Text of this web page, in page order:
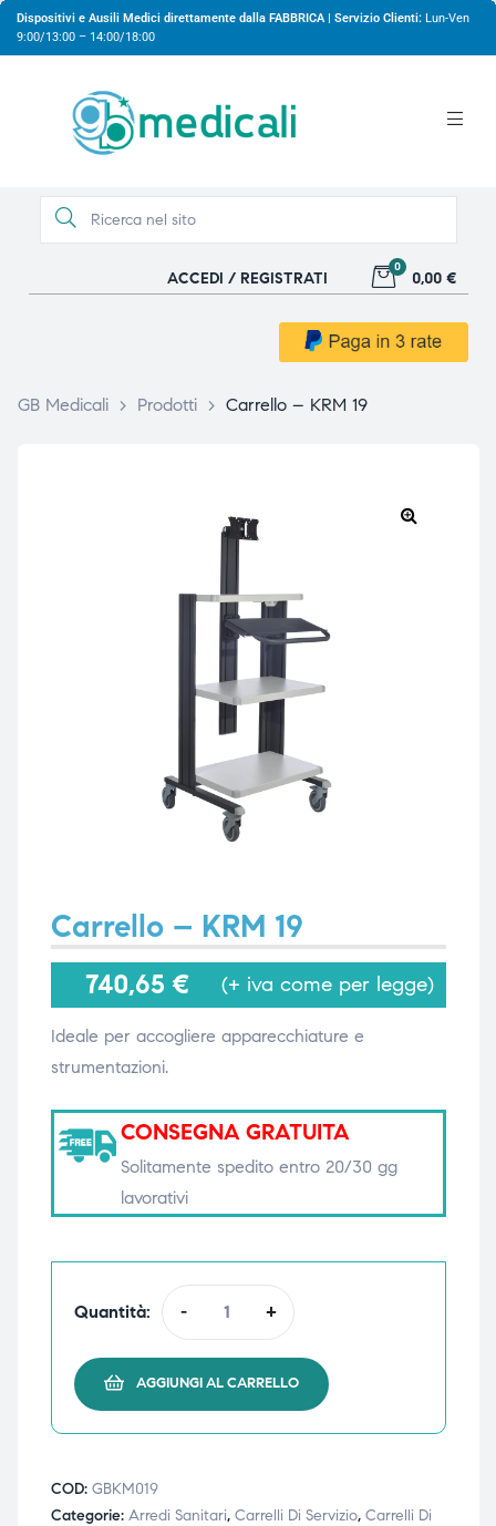
Dispositivi e Ausili Medici direttamente dalla FABBRICA | Servizio Clienti: Lun-Ven
9:00/13:00 – 14:00/18:00
ACCEDI / REGISTRATI
0
0,00 €
GB Medicali > Prodotti > Carrello – KRM 19
Carrello – KRM 19
740,65 € (+ iva come per legge)
Ideale per accogliere apparecchiature e
strumentazioni.
CONSEGNA GRATUITA
Solitamente spedito entro 20/30 gg
lavorativi
Quantità: - +
AGGIUNGI AL CARRELLO
COD: GBKM019
Categorie: Arredi Sanitari, Carrelli Di Servizio, Carrelli Di